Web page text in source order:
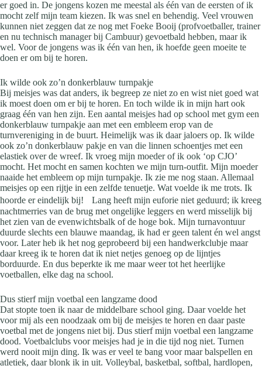
er goed in. De jongens kozen me meestal als één van de eersten of ik
mocht zelf mijn team kiezen. Ik was snel en behendig. Veel vrouwen
kunnen niet zeggen dat ze nog met Foeke Booij (profvoetballer, trainer
en nu technisch manager bij Cambuur) gevoetbald hebben, maar ik
wel. Voor de jongens was ik één van hen, ik hoefde geen moeite te
doen er om bij te horen.
Ik wilde ook zo’n donkerblauw turnpakje
Bij meisjes was dat anders, ik begreep ze niet zo en wist niet goed wat
ik moest doen om er bij te horen. En toch wilde ik in mijn hart ook
graag één van hen zijn. Een aantal meisjes had op school met gym een
donkerblauw turnpakje aan met een embleem erop van de
turnvereniging in de buurt. Heimelijk was ik daar jaloers op. Ik wilde
ook zo’n donkerblauw pakje en van die linnen schoentjes met een
elastiek over de wreef. Ik vroeg mijn moeder of ik ook ‘op CJO’
mocht. Het mocht en samen kochten we mijn turn-outfit. Mijn moeder
naaide het embleem op mijn turnpakje. Ik zie me nog staan. Allemaal
meisjes op een rijtje in een zelfde tenuetje. Wat voelde ik me trots. Ik
hoorde er eindelijk bij! Lang heeft mijn euforie niet geduurd; ik kreeg
nachtmerries van de brug met ongelijke leggers en werd misselijk bij
het zien van de evenwichtsbalk of de hoge bok. Mijn turnavontuur
duurde slechts een blauwe maandag, ik had er geen talent én wel angst
voor. Later heb ik het nog geprobeerd bij een handwerkclubje maar
daar kreeg ik te horen dat ik niet netjes genoeg op de lijntjes
borduurde. En dus beperkte ik me maar weer tot het heerlijke
voetballen, elke dag na school.
Dus stierf mijn voetbal een langzame dood
Dat stopte toen ik naar de middelbare school ging. Daar voelde het
voor mij als een noodzaak om bij de meisjes te horen en daar paste
voetbal met de jongens niet bij. Dus stierf mijn voetbal een langzame
dood. Voetbalclubs voor meisjes had je in die tijd nog niet. Turnen
werd nooit mijn ding. Ik was er veel te bang voor maar balspellen en
atletiek, daar blonk ik in uit. Volleybal, basketbal, softbal, hardlopen,